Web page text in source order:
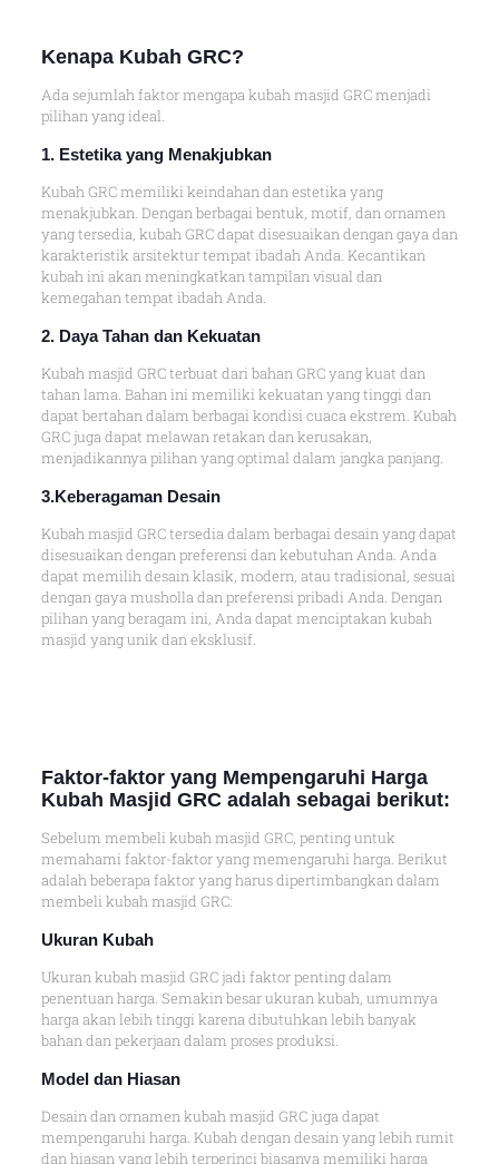
Kenapa Kubah GRC?
Ada sejumlah faktor mengapa kubah masjid GRC menjadi
pilihan yang ideal.
1. Estetika yang Menakjubkan
Kubah GRC memiliki keindahan dan estetika yang
menakjubkan. Dengan berbagai bentuk, motif, dan ornamen
yang tersedia, kubah GRC dapat disesuaikan dengan gaya dan
karakteristik arsitektur tempat ibadah Anda. Kecantikan
kubah ini akan meningkatkan tampilan visual dan
kemegahan tempat ibadah Anda.
2. Daya Tahan dan Kekuatan
Kubah masjid GRC terbuat dari bahan GRC yang kuat dan
tahan lama. Bahan ini memiliki kekuatan yang tinggi dan
dapat bertahan dalam berbagai kondisi cuaca ekstrem. Kubah
GRC juga dapat melawan retakan dan kerusakan,
menjadikannya pilihan yang optimal dalam jangka panjang.
3.Keberagaman Desain
Kubah masjid GRC tersedia dalam berbagai desain yang dapat
disesuaikan dengan preferensi dan kebutuhan Anda. Anda
dapat memilih desain klasik, modern, atau tradisional, sesuai
dengan gaya musholla dan preferensi pribadi Anda. Dengan
pilihan yang beragam ini, Anda dapat menciptakan kubah
masjid yang unik dan eksklusif.
Faktor-faktor yang Mempengaruhi Harga
Kubah Masjid GRC adalah sebagai berikut:
Sebelum membeli kubah masjid GRC, penting untuk
memahami faktor-faktor yang memengaruhi harga. Berikut
adalah beberapa faktor yang harus dipertimbangkan dalam
membeli kubah masjid GRC:
Ukuran Kubah
Ukuran kubah masjid GRC jadi faktor penting dalam
penentuan harga. Semakin besar ukuran kubah, umumnya
harga akan lebih tinggi karena dibutuhkan lebih banyak
bahan dan pekerjaan dalam proses produksi.
Model dan Hiasan
Desain dan ornamen kubah masjid GRC juga dapat
mempengaruhi harga. Kubah dengan desain yang lebih rumit
dan hiasan yang lebih terperinci biasanya memiliki harga